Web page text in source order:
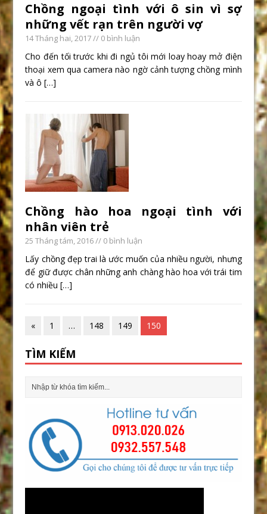
Chồng ngoại tình với ô sin vì sợ
những vết rạn trên người vợ
14 Tháng hai, 2017// 0 bình luận
Cho đến tối trước khi đi ngủ tôi mới loay hoay mở điện
thoại xem qua camera nào ngờ cảnh tượng chồng mình
và ô[…]
Chồng hào hoa ngoại tình với
nhân viên trẻ
25 Tháng tám, 2016// 0 bình luận
Lấy chồng đẹp trai là ước muốn của nhiều người, nhưng
để giữ được chân những anh chàng hào hoa với trái tim
có nhiều[…]
« 1 … 148 149 150
TÌM KIẾM